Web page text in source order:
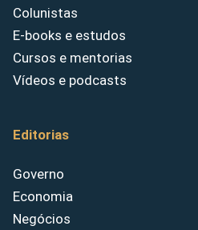
Colunistas
E-books e estudos
Cursos e mentorias
Vídeos e podcasts
Editorias
Governo
Economia
Negócios